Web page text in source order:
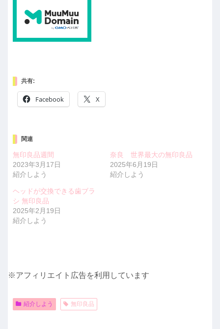
共有:
Facebook X
関連
無印良品週間
2023年3月17日
紹介しよう
奈良 世界最大の無印良品
2025年6月19日
紹介しよう
ヘッドが交換できる歯ブラ
シ 無印良品
2025年2月19日
紹介しよう
※アフィリエイト広告を利用しています
紹介しよう 無印良品